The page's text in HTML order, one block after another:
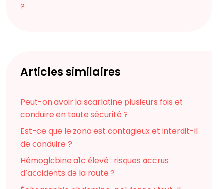
?
Articles similaires
Peut-on avoir la scarlatine plusieurs fois et
conduire en toute sécurité ?
Est-ce que le zona est contagieux et interdit-il
de conduire ?
Hémoglobine a1c élevé : risques accrus
d’accidents de la route ?